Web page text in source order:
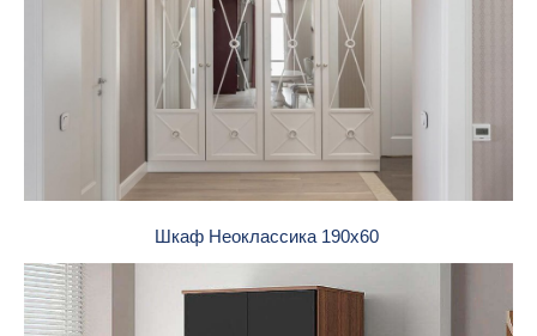
Шкаф Неоклассика 190х60